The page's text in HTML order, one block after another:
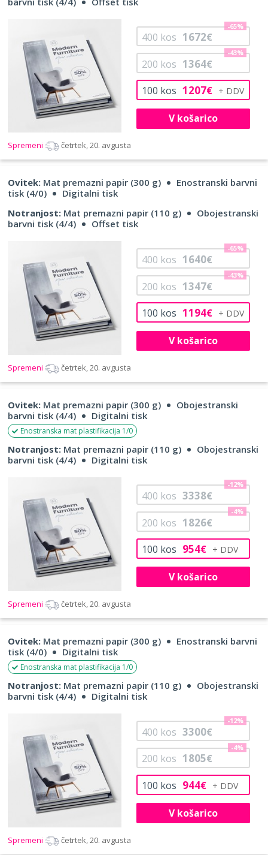
100 kos 1207€
200 kos 1364€
-43%
400 kos 1672€
-65%
V košarico
Spremeni četrtek, 20. avgusta
Ovitek: Mat premazni papir (300 g)
Enostranski barvni
tisk (4/0)
Digitalni tisk
Notranjost: Mat premazni papir (110 g)
Obojestranski
barvni tisk (4/4)
Offset tisk
100 kos 1194€
200 kos 1347€
-43%
400 kos 1640€
-65%
V košarico
Spremeni četrtek, 20. avgusta
Ovitek: Mat premazni papir (300 g)
Obojestranski
barvni tisk (4/4)
Digitalni tisk
Enostranska mat plastifikacija 1/0
Notranjost: Mat premazni papir (110 g)
Obojestranski
barvni tisk (4/4)
Digitalni tisk
100 kos 954€
200 kos 1826€
-4%
400 kos 3338€
-12%
V košarico
Spremeni četrtek, 20. avgusta
Ovitek: Mat premazni papir (300 g)
Enostranski barvni
tisk (4/0)
Digitalni tisk
Enostranska mat plastifikacija 1/0
Notranjost: Mat premazni papir (110 g)
Obojestranski
barvni tisk (4/4)
Digitalni tisk
100 kos 944€
200 kos 1805€
-4%
400 kos 3300€
-12%
V košarico
Spremeni četrtek, 20. avgusta